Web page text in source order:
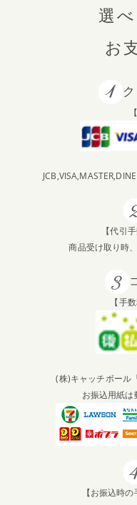
選べ
お
【代引
商品受け取り時
【手
(株)キャッチボール
お振込用紙は
【お振込時